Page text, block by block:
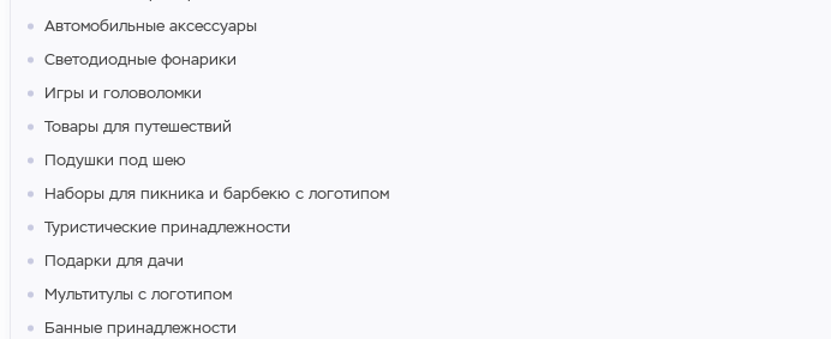
Автомобильные аксессуары
Светодиодные фонарики
Игры и головоломки
Товары для путешествий
Подушки под шею
Наборы для пикника и барбекю с логотипом
Туристические принадлежности
Подарки для дачи
Мультитулы с логотипом
Банные принадлежности